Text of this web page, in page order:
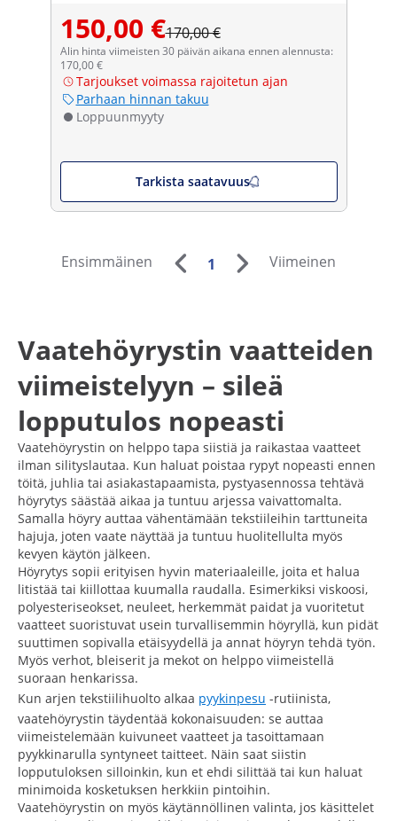
150,00 €170,00 €
Alin hinta viimeisten 30 päivän aikana ennen alennusta:
170,00 €
Tarjoukset voimassa rajoitetun ajan
Parhaan hinnan takuu
Loppuunmyyty
Tarkista saatavuus
Ensimmäinen 1 Viimeinen
Vaatehöyrystin vaatteiden
viimeistelyyn – sileä
lopputulos nopeasti
Vaatehöyrystin on helppo tapa siistiä ja raikastaa vaatteet
ilman silityslautaa. Kun haluat poistaa rypyt nopeasti ennen
töitä, juhlia tai asiakastapaamista, pystyasennossa tehtävä
höyrytys säästää aikaa ja tuntuu arjessa vaivattomalta.
Samalla höyry auttaa vähentämään tekstiileihin tarttuneita
hajuja, joten vaate näyttää ja tuntuu huolitellulta myös
kevyen käytön jälkeen.
Höyrytys sopii erityisen hyvin materiaaleille, joita et halua
litistää tai kiillottaa kuumalla raudalla. Esimerkiksi viskoosi,
polyesteriseokset, neuleet, herkemmät paidat ja vuoritetut
vaatteet suoristuvat usein turvallisemmin höyryllä, kun pidät
suuttimen sopivalla etäisyydellä ja annat höyryn tehdä työn.
Myös verhot, bleiserit ja mekot on helppo viimeistellä
suoraan henkarissa.
Kun arjen tekstiilihuolto alkaa pyykinpesu -rutiinista,
vaatehöyrystin täydentää kokonaisuuden: se auttaa
viimeistelemään kuivuneet vaatteet ja tasoittamaan
pyykkinarulla syntyneet taitteet. Näin saat siistin
lopputuloksen silloinkin, kun et ehdi silittää tai kun haluat
minimoida kosketuksen herkkiin pintoihin.
Vaatehöyrystin on myös käytännöllinen valinta, jos käsittelet